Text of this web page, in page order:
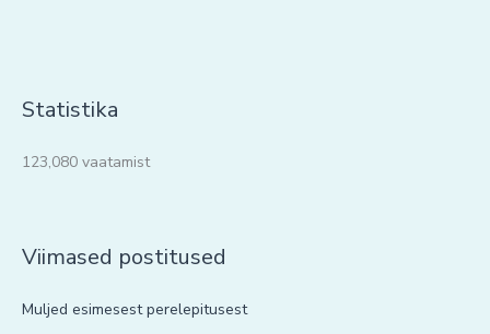
Statistika
123,080 vaatamist
Viimased postitused
Muljed esimesest perelepitusest